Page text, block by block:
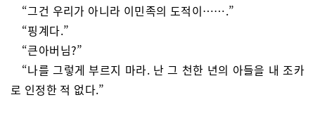
“그건 우리가 아니라 이민족의 도적이…….”
“핑계다.”
“큰아버님?”
“나를 그렇게 부르지 마라. 난 그 천한 년의 아들을 내 조카
로 인정한 적 없다.”